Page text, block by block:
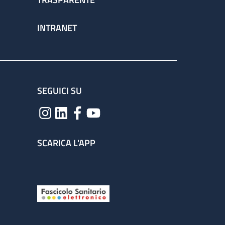
INTRANET
SEGUICI SU
SCARICA L'APP